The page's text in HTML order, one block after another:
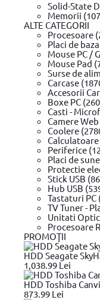
Solid-State
Memorii
ALTE CATEGORII
Procesoare
Placi de
Mouse PC /
Mouse Pad
Surse de
Carcase
Accesorii
Boxe PC
Casti -
Camere Web
Coolere
Calculatoare
Periferice
Placi de
Protectie
Stick USB
Hub USB
Tastaturi PC
TV Tuner -
Unitati
Procesoare
PROMOŢII
HDD Seagate
1,038.99 Lei
HDD Toshiba
873.99 Lei
- Cuplul dorit este
- Apoi blocati butonul
- Trebuie atasat un
Continutul pachetului
- cheie de cuplu
- Certificat de
- manualul de
- card de garantie
Lungime: 535 mm
Cuplu: 40-210 Nm
Prindere patrat: 1/
Detalii tehnice
Caracteristici generale